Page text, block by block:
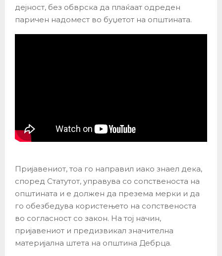
дејност, без обврска да плаќаат одреден
паричен надомест во буџетот на општината.
Пријавениот, тоа го направил иако знаел дека,
според Статутот, управува со сопственоста на
општината и е должен да презема мерки и да
го обезбедува користењето на сопственоста
во согласност со закон. На тој начин,
пријавениот и предизвикал значителна
материјална штета на општина Дебрца.